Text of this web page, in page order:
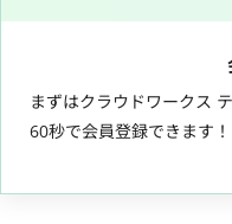
まずはクラウドワークス
60秒で会員登録できます！